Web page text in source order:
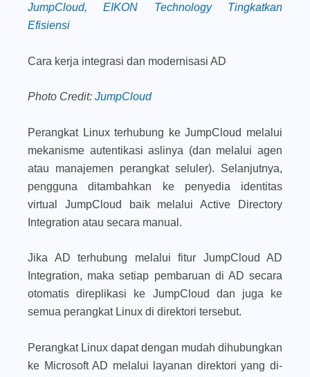
JumpCloud, EIKON Technology Tingkatkan
Efisiensi
Cara kerja integrasi dan modernisasi AD
Photo Credit: JumpCloud
Perangkat Linux terhubung ke JumpCloud melalui
mekanisme autentikasi aslinya (dan melalui agen
atau manajemen perangkat seluler). Selanjutnya,
pengguna ditambahkan ke penyedia identitas
virtual JumpCloud baik melalui Active Directory
Integration atau secara manual.
Jika AD terhubung melalui fitur JumpCloud AD
Integration, maka setiap pembaruan di AD secara
otomatis direplikasi ke JumpCloud dan juga ke
semua perangkat Linux di direktori tersebut.
Perangkat Linux dapat dengan mudah dihubungkan
ke Microsoft AD melalui layanan direktori yang di-